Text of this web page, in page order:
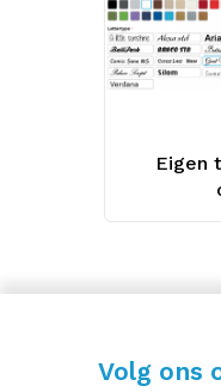
Eigen
Volg ons